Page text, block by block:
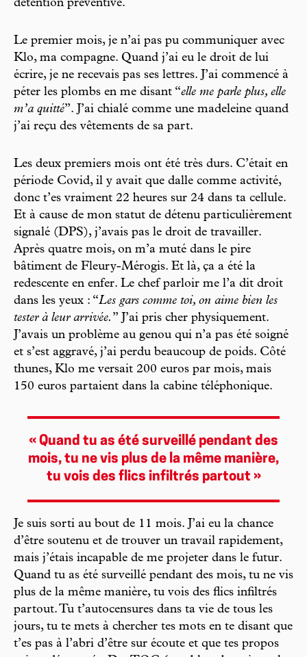
détention préventive.
Le premier mois, je n’ai pas pu communiquer avec
Klo, ma compagne. Quand j’ai eu le droit de lui
écrire, je ne recevais pas ses lettres. J’ai commencé à
péter les plombs en me disant “elle me parle plus, elle
m’a quitté”. J’ai chialé comme une madeleine quand
j’ai reçu des vêtements de sa part.
Les deux premiers mois ont été très durs. C’était en
période Covid, il y avait que dalle comme activité,
donc t’es vraiment 22 heures sur 24 dans ta cellule.
Et à cause de mon statut de détenu particulièrement
signalé (DPS), j’avais pas le droit de travailler.
Après quatre mois, on m’a muté dans le pire
bâtiment de Fleury-Mérogis. Et là, ça a été la
redescente en enfer. Le chef parloir me l’a dit droit
dans les yeux : “Les gars comme toi, on aime bien les
tester à leur arrivée. ” J’ai pris cher physiquement.
J’avais un problème au genou qui n’a pas été soigné
et s’est aggravé, j’ai perdu beaucoup de poids. Côté
thunes, Klo me versait 200 euros par mois, mais
150 euros partaient dans la cabine téléphonique.
« Quand tu as été surveillé pendant des
mois, tu ne vis plus de la même manière,
tu vois des flics infiltrés partout »
Je suis sorti au bout de 11 mois. J’ai eu la chance
d’être soutenu et de trouver un travail rapidement,
mais j’étais incapable de me projeter dans le futur.
Quand tu as été surveillé pendant des mois, tu ne vis
plus de la même manière, tu vois des flics infiltrés
partout. Tu t’autocensures dans ta vie de tous les
jours, tu te mets à chercher tes mots en te disant que
t’es pas à l’abri d’être sur écoute et que tes propos